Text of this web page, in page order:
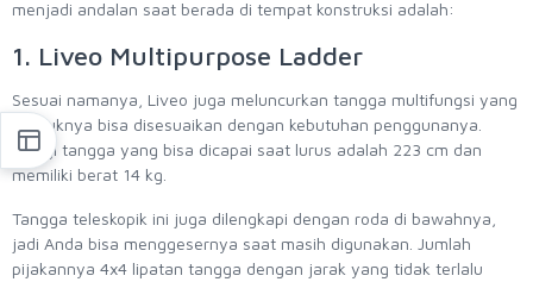
menjadi andalan saat berada di tempat konstruksi adalah:
1. Liveo Multipurpose Ladder
Sesuai namanya, Liveo juga meluncurkan tangga multifungsi yang
bentuknya bisa disesuaikan dengan kebutuhan penggunanya.
Tinggi tangga yang bisa dicapai saat lurus adalah 223 cm dan
memiliki berat 14 kg.
Tangga teleskopik ini juga dilengkapi dengan roda di bawahnya,
jadi Anda bisa menggesernya saat masih digunakan. Jumlah
pijakannya 4x4 lipatan tangga dengan jarak yang tidak terlalu